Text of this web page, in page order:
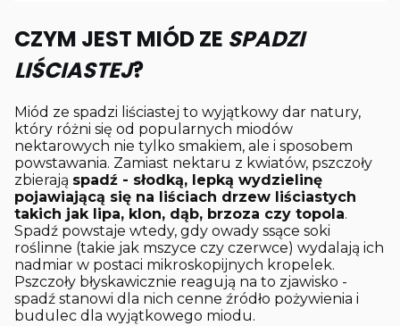
CZYM JEST MIÓD ZE SPADZI
LIŚCIASTEJ?
Miód ze spadzi liściastej to wyjątkowy dar natury,
który różni się od popularnych miodów
nektarowych nie tylko smakiem, ale i sposobem
powstawania. Zamiast nektaru z kwiatów, pszczoły
zbierają spadź - słodką, lepką wydzielinę
pojawiającą się na liściach drzew liściastych
takich jak lipa, klon, dąb, brzoza czy topola.
Spadź powstaje wtedy, gdy owady ssące soki
roślinne (takie jak mszyce czy czerwce) wydalają ich
nadmiar w postaci mikroskopijnych kropelek.
Pszczoły błyskawicznie reagują na to zjawisko -
spadź stanowi dla nich cenne źródło pożywienia i
budulec dla wyjątkowego miodu.